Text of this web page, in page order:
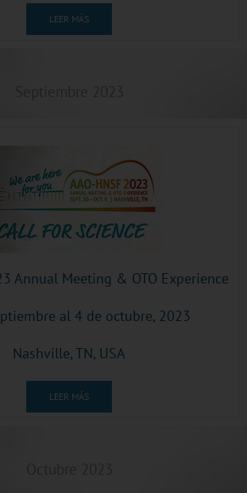
LEER MÁS
Annual Meeting & OTO Experience
al 4 de octubre, 2023
Nashville, TN, USA
LEER MÁS